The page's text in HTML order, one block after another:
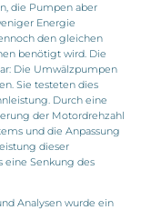
die Pumpen aber
Energie
den gleichen
benötigt wird. Die
Die Umwälzpumpen
Sie testeten dies
Durch eine
der Motordrehzahl
und die Anpassung
dieser
eine Senkung des
Analysen wurde ein